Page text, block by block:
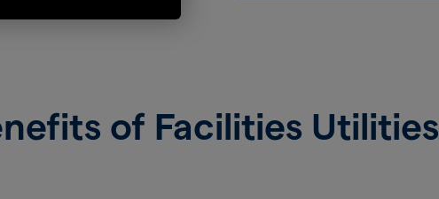
of Facilities Utilities